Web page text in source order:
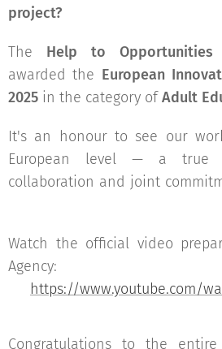
project?
The Help to Opportunities
awarded the European
2025 in the category ofAdult
It's an honour to see our
European level — a true
collaboration and joint
Watch the official video
Agency:
https://www.youtube.com/
Congratulations to the